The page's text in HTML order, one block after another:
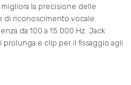
la precisione delle
di riconoscimento vocale.
da 100 a 15.000 Hz. Jack
e clip per il fissaggio agli